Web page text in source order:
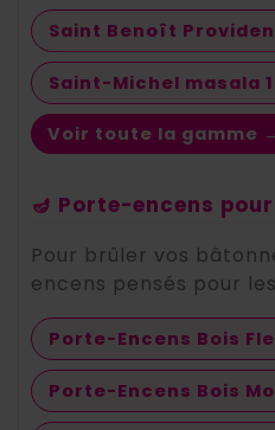
Saint Benoît
Saint-Michel masala
Voir toute la gamme
🪔 Porte-encens
Pour brûler vos
encens pensés pour
Porte-Encens Bois
Porte-Encens Bois